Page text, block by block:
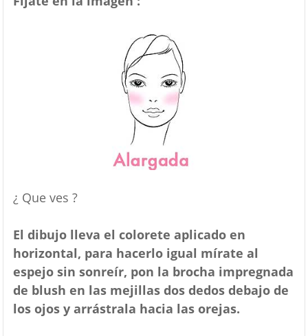
¿ Que ves ?
El dibujo lleva el colorete aplicado en
horizontal, para hacerlo igual mírate al
espejo sin sonreír, pon la brocha impregnada
de blush en las mejillas dos dedos debajo de
los ojos y arrástrala hacia las orejas.